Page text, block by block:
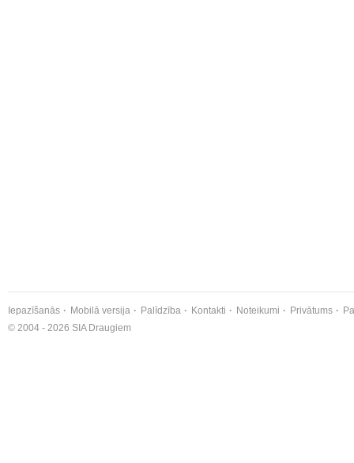
Iepazīšanās Mobilā versija Palīdzība Kontakti Noteikumi Privātums
© 2004 - 2026 SIA Draugiem